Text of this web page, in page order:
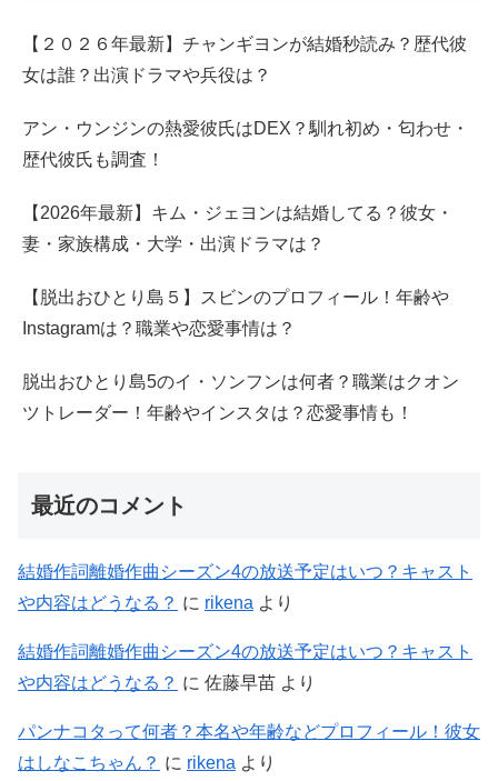
【２０２６年最新】チャンギヨンが結婚秒読み？歴代彼
女は誰？出演ドラマや兵役は？
アン・ウンジンの熱愛彼氏はDEX？馴れ初め・匂わせ・
歴代彼氏も調査！
【2026年最新】キム・ジェヨンは結婚してる？彼女・
妻・家族構成・大学・出演ドラマは？
【脱出おひとり島５】スビンのプロフィール！年齢や
Instagramは？職業や恋愛事情は？
脱出おひとり島5のイ・ソンフンは何者？職業はクオン
ツトレーダー！年齢やインスタは？恋愛事情も！
最近のコメント
結婚作詞離婚作曲シーズン4の放送予定はいつ？キャスト
や内容はどうなる？ に rikena より
結婚作詞離婚作曲シーズン4の放送予定はいつ？キャスト
や内容はどうなる？ に 佐藤早苗 より
パンナコタって何者？本名や年齢などプロフィール！彼女
はしなこちゃん？ に rikena より